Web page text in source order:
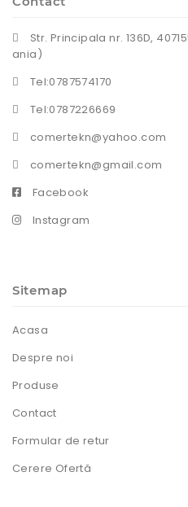
Str. Principala nr. 136D,
ania)
Tel:0787574170
Tel:0787226669
comertekn@yahoo.com
comertekn@gmail.com
Facebook
Instagram
Sitemap
Acasa
Despre noi
Produse
Contact
Formular de retur
Cerere Ofertă